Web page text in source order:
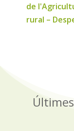
de
rural –